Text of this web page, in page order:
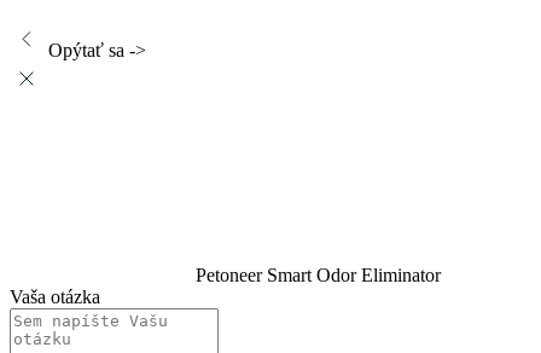
Opýtať sa ->
Petoneer Smart Odor Eliminator
Vaša otázka